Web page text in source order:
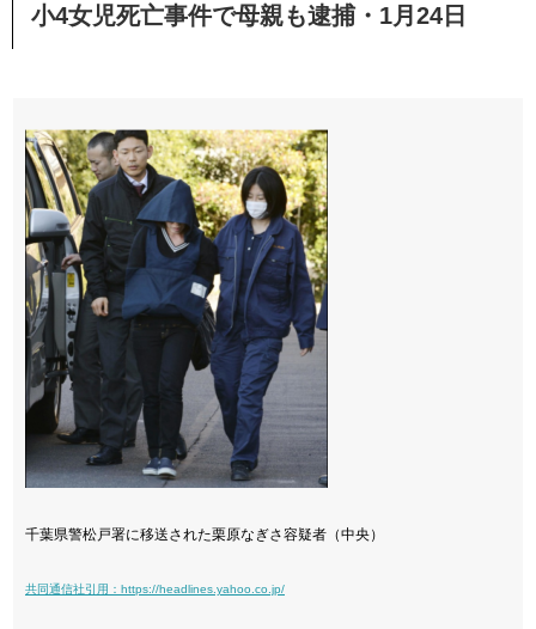
小4女児死亡事件で母親も逮捕・1月24日
千葉県警松戸署に移送された栗原なぎさ容疑者（中央）
共同通信社引用：https://headlines.yahoo.co.jp/